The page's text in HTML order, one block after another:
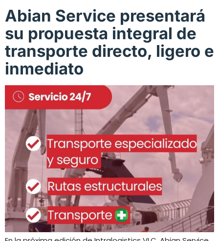
Abian Service presentará
su propuesta integral de
transporte directo, ligero e
inmediato